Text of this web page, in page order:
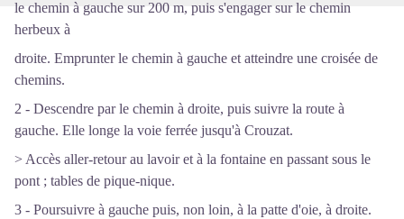
le chemin à gauche sur 200 m, puis s'engager sur le chemin
herbeux à
droite. Emprunter le chemin à gauche et atteindre une croisée de
chemins.
2 - Descendre par le chemin à droite, puis suivre la route à
gauche. Elle longe la voie ferrée jusqu'à Crouzat.
> Accès aller-retour au lavoir et à la fontaine en passant sous le
pont ; tables de pique-nique.
3 - Poursuivre à gauche puis, non loin, à la patte d'oie, à droite.